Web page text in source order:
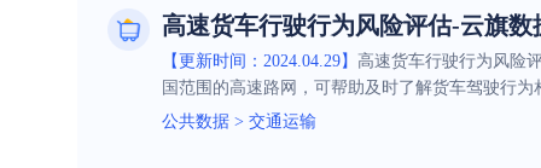
高速货车行驶行为风险评估-云旗数
【更新时间：2024.04.29】 高速货车行驶行为风险
国范围的高速路网，可帮助及时了解货车驾驶行
公共数据 > 交通运输